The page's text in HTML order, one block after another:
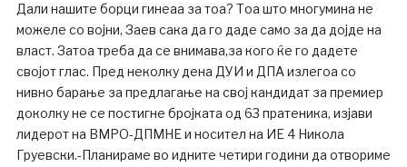
Дали нашите борци гинеаа за тоа? Тоа што многумина не
можеле со војни, Заев сака да го даде само за да дојде на
власт. Затоа треба да се внимава,за кого ќе го дадете
својот глас. Пред неколку дена ДУИ и ДПА излегоа со
нивно барање за предлагање на свој кандидат за премиер
доколку не се постигне бројката од 63 пратеника, изјави
лидерот на ВМРО-ДПМНЕ и носител на ИЕ 4 Никола
Груевски.-Планираме во идните четири години да отвориме